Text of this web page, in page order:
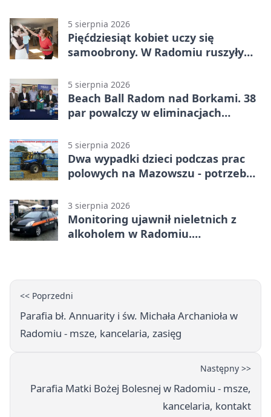
5 sierpnia 2026
Pięćdziesiąt kobiet uczy się
samoobrony. W Radomiu ruszyły
5 sierpnia 2026
Beach Ball Radom nad Borkami. 38
par powalczy w eliminacjach
5 sierpnia 2026
Dwa wypadki dzieci podczas prac
polowych na Mazowszu - potrzebna
3 sierpnia 2026
Monitoring ujawnił nieletnich z
alkoholem w Radomiu.
<< Poprzedni
Parafia bł. Annuarity i św. Michała Archanioła w
Radomiu - msze, kancelaria, zasięg
Następny >>
Parafia Matki Bożej Bolesnej w Radomiu - msze,
kancelaria, kontakt